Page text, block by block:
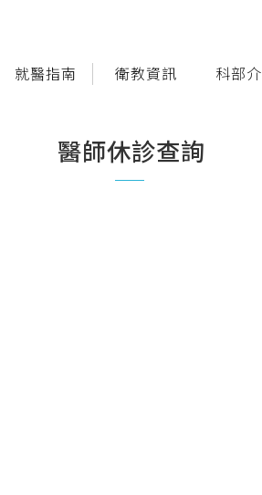
就醫指南 衛教資訊 科部
醫師休診查詢